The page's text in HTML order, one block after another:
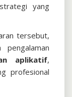
yang
tersebut,
aplikatif,
profesional